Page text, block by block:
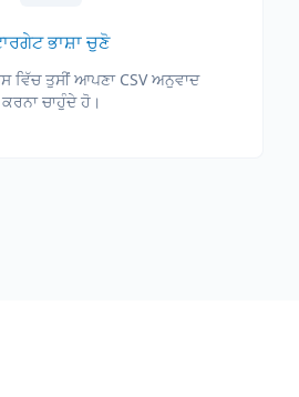
ਭਾਸ਼ਾ ਚੁਣੋ
ਵਿੱਚ ਤੁਸੀਂ ਆਪਣਾ CSV ਅਨੁਵਾਦ
ਕਰਨਾ ਚਾਹੁੰਦੇ ਹੋ।